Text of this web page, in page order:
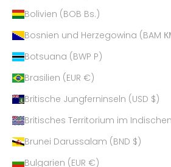
Bolivien (BOB Bs.)
Bosnien und Herzegowina (BAM
Botsuana (BWP P)
Brasilien (EUR €)
Britische Jungferninseln (USD $)
Britisches Territorium im
Brunei Darussalam (BND $)
Bulgarien (EUR €)